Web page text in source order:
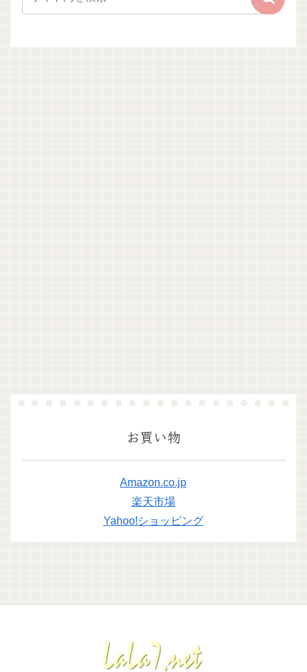
お買い物
Amazon.co.jp
楽天市場
Yahoo!ショッピング